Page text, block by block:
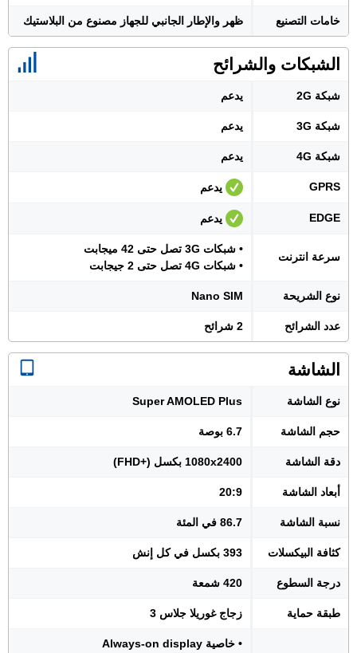
خامات التصنيع ظهر والإطار الجانبي للجهاز مصنوع من البلاستيك
الشبكات والشرائح
شبكة 2G يدعم
شبكة 3G يدعم
شبكة 4G يدعم
GPRS يدعم
EDGE يدعم
سرعة انترنت
• شبكات 3G تصل حتى 42 ميجابت
• شبكات 4G تصل حتى 2 جيجابت
نوع الشريحة Nano SIM
عدد الشرائح 2 شرائح
الشاشة
نوع الشاشة Super AMOLED Plus
حجم الشاشة 6.7 بوصة
دقة الشاشة 1080x2400 بكسل (+FHD)
أبعاد الشاشة 20:9
نسبة الشاشة 86.7 في المئة
كثافة البيكسلات 393 بكسل في كل إنش
درجة السطوع 420 شمعة
طبقة حماية زجاج غوريلا جلاس 3
• خاصية Always-on display